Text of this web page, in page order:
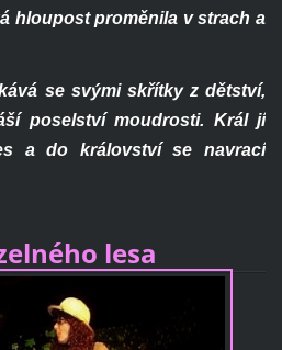
hloupost proměnila v strach a
se svými skřítky z dětství,
poselství moudrosti. Král jí
a do království se navrací
lesa